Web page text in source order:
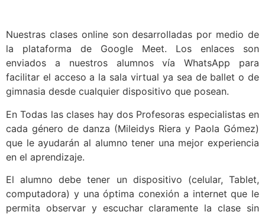
Nuestras clases online son desarrolladas por medio de
la plataforma de Google Meet. Los enlaces son
enviados a nuestros alumnos vía WhatsApp para
facilitar el acceso a la sala virtual ya sea de ballet o de
gimnasia desde cualquier dispositivo que posean.
En Todas las clases hay dos Profesoras especialistas en
cada género de danza (Mileidys Riera y Paola Gómez)
que le ayudarán al alumno tener una mejor experiencia
en el aprendizaje.
El alumno debe tener un dispositivo (celular, Tablet,
computadora) y una óptima conexión a internet que le
permita observar y escuchar claramente la clase sin